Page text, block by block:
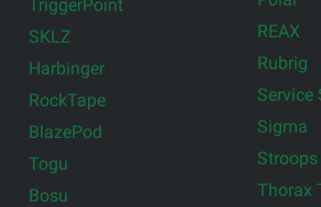
TriggerPoint
SKLZ
Harbinger
RockTape
BlazePod
Togu
Bosu
REAX
Rubrig
Service
Sigma
Stroops
Thorax